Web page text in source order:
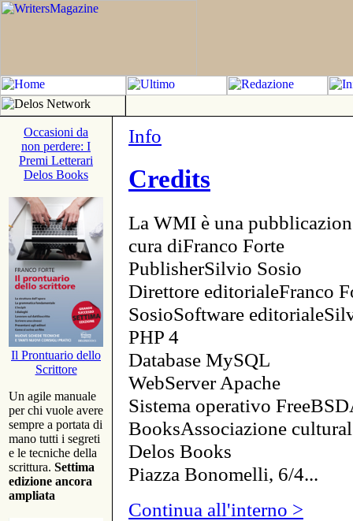
Occasioni da
non perdere: I
Premi Letterari
Delos Books
Il Prontuario dello
Scrittore
Un agile manuale
per chi vuole avere
sempre a portata di
mano tutti i segreti
e le tecniche della
scrittura. Settima
edizione ancora
ampliata
Info
Credits
La WMI è una
cura diFranco Forte
PublisherSilvio Sosio
Direttore editorialeFranco
SosioSoftware
PHP 4
Database MySQL
WebServer Apache
Sistema operativo
BooksAssociazione
Delos Books
Piazza Bonomelli, 6/4...
Continua all'interno >